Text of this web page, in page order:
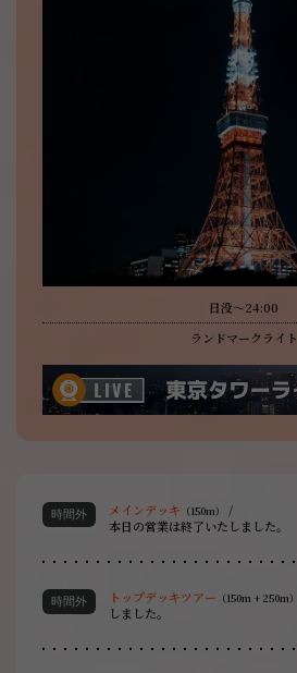
日没～24:00
ランドマークライト
メインデッキ （150m）
/
本日の営業は終了いたしました。
トップデッキツアー （150m + 250m）
しました。